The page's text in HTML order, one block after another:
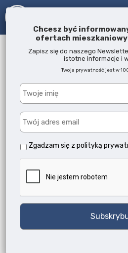
Inwestuj w
zmartwień,
i
W RO Spain Real
jesteśmy zaufanym
Polaków oraz innych
którzy inwestują w
Hiszpanii i Dubaju.
Dubaj stał się jednym z
na świecie do inwestowania w
rozwój, wysoka rentowność
Chcesz być
ofertach
Zapisz się do naszego
istotne informacje i
Twoja prywatność jest w
Zgadzam się zpolityką